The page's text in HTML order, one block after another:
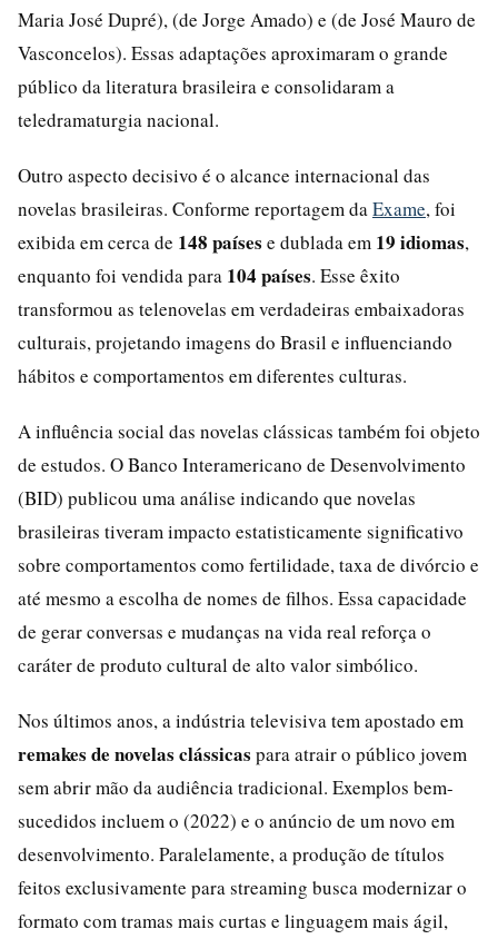
Maria José Dupré), (de Jorge Amado) e (de José Mauro de
Vasconcelos). Essas adaptações aproximaram o grande
público da literatura brasileira e consolidaram a
teledramaturgia nacional.
Outro aspecto decisivo é o alcance internacional das
novelas brasileiras. Conforme reportagem da Exame, foi
exibida em cerca de 148 países e dublada em 19 idiomas,
enquanto foi vendida para 104 países. Esse êxito
transformou as telenovelas em verdadeiras embaixadoras
culturais, projetando imagens do Brasil e influenciando
hábitos e comportamentos em diferentes culturas.
A influência social das novelas clássicas também foi objeto
de estudos. O Banco Interamericano de Desenvolvimento
(BID) publicou uma análise indicando que novelas
brasileiras tiveram impacto estatisticamente significativo
sobre comportamentos como fertilidade, taxa de divórcio e
até mesmo a escolha de nomes de filhos. Essa capacidade
de gerar conversas e mudanças na vida real reforça o
caráter de produto cultural de alto valor simbólico.
Nos últimos anos, a indústria televisiva tem apostado em
remakes de novelas clássicas para atrair o público jovem
sem abrir mão da audiência tradicional. Exemplos bem-
sucedidos incluem o (2022) e o anúncio de um novo em
desenvolvimento. Paralelamente, a produção de títulos
feitos exclusivamente para streaming busca modernizar o
formato com tramas mais curtas e linguagem mais ágil,